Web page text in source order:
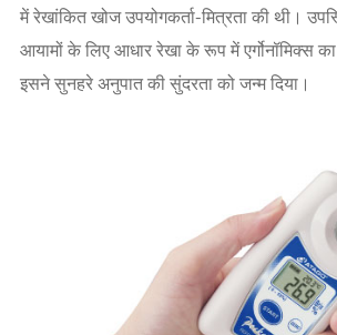
में रेखांकित खोज उपयोगकर्ता-मित्रता की थी।
आयामों के लिए आधार रेखा के रूप में एर्गोनॉमिक्स
इसने सुनहरे अनुपात की सुंदरता को जन्म दिया।